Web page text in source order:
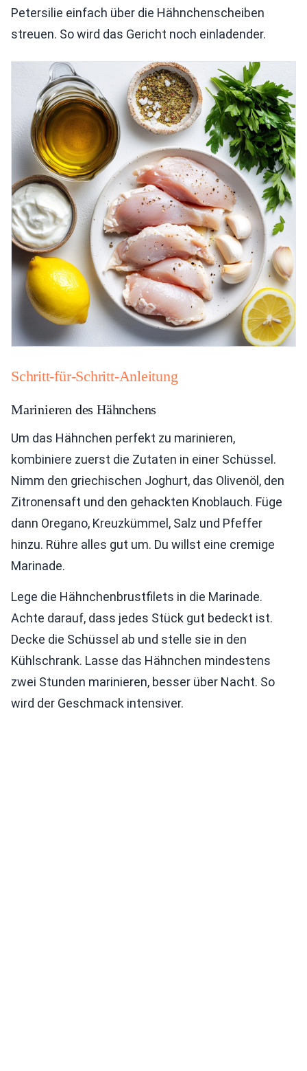
Petersilie einfach über die Hähnchenscheiben
streuen. So wird das Gericht noch einladender.
Schritt-für-Schritt-Anleitung
Marinieren des Hähnchens
Um das Hähnchen perfekt zu marinieren,
kombiniere zuerst die Zutaten in einer Schüssel.
Nimm den griechischen Joghurt, das Olivenöl, den
Zitronensaft und den gehackten Knoblauch. Füge
dann Oregano, Kreuzkümmel, Salz und Pfeffer
hinzu. Rühre alles gut um. Du willst eine cremige
Marinade.
Lege die Hähnchenbrustfilets in die Marinade.
Achte darauf, dass jedes Stück gut bedeckt ist.
Decke die Schüssel ab und stelle sie in den
Kühlschrank. Lasse das Hähnchen mindestens
zwei Stunden marinieren, besser über Nacht. So
wird der Geschmack intensiver.